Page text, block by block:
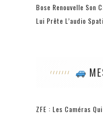
Bose Renouvelle Son
Lui Prête L’audio
ZFE : Les Caméras